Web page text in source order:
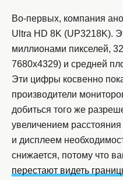
Во-первых, компания
Ultra HD 8K (UP3218K).
миллионами пикселей,
7680х4329) и средней
Эти цифры косвенно
производители
добиться того же
увеличением
и дисплеем
снижается, потому что
перестают видеть